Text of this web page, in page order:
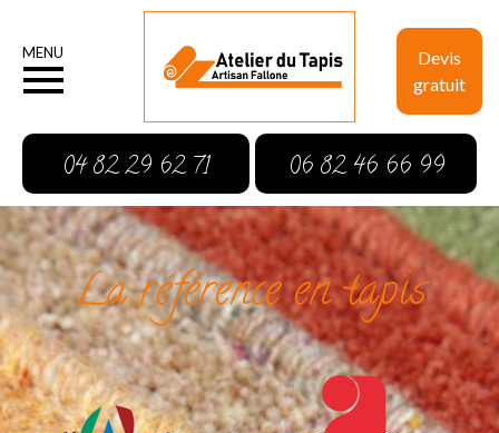
Devis
gratuit
MENU
04 82 29 62 71 06 82 46 66 99
La référence en tapis